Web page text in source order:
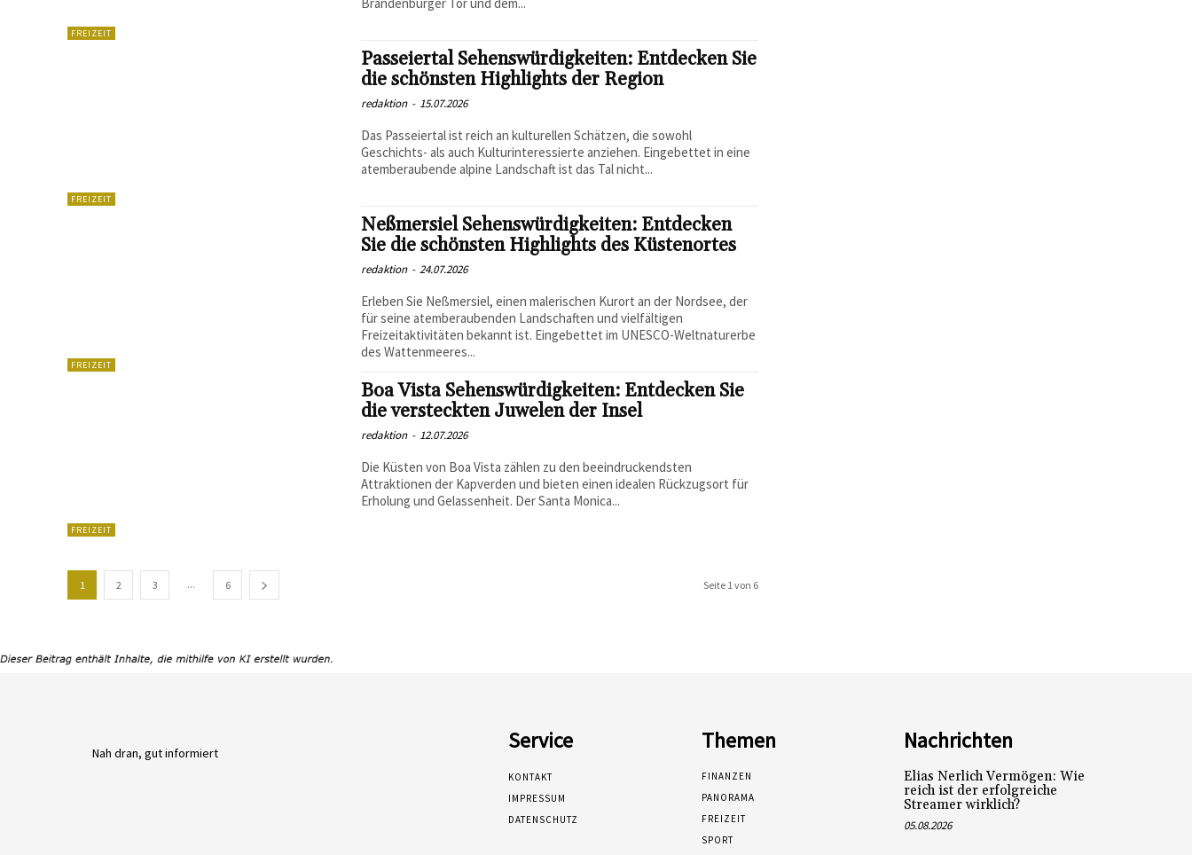
FREIZEIT
FREIZEIT
Passeiertal Sehenswürdigkeiten: Entdecken Sie
die schönsten Highlights der Region
redaktion - 15.07.2026
Das Passeiertal ist reich an kulturellen Schätzen, die sowohl
Geschichts- als auch Kulturinteressierte anziehen. Eingebettet in eine
atemberaubende alpine Landschaft ist das Tal nicht...
FREIZEIT
Neßmersiel Sehenswürdigkeiten: Entdecken
Sie die schönsten Highlights des Küstenortes
redaktion - 24.07.2026
Erleben Sie Neßmersiel, einen malerischen Kurort an der Nordsee, der
für seine atemberaubenden Landschaften und vielfältigen
Freizeitaktivitäten bekannt ist. Eingebettet im UNESCO-Weltnaturerbe
des Wattenmeeres...
FREIZEIT
Boa Vista Sehenswürdigkeiten: Entdecken Sie
die versteckten Juwelen der Insel
redaktion - 12.07.2026
Die Küsten von Boa Vista zählen zu den beeindruckendsten
Attraktionen der Kapverden und bieten einen idealen Rückzugsort für
Erholung und Gelassenheit. Der Santa Monica...
1 2 3 ... 6 Seite 1 von 6
Nah dran, gut informiert Service
KONTAKT
IMPRESSUM
DATENSCHUTZ
Themen
FINANZEN
PANORAMA
FREIZEIT
SPORT
Nachrichten
Elias Nerlich Vermögen: Wie
reich ist der erfolgreiche
Streamer wirklich?
05.08.2026